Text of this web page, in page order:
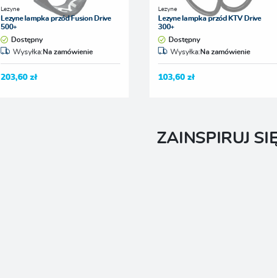
Lezyne
Lezyne lampka przód Fusion Drive
500+
Dostępny
Wysyłka:Na zamówienie
203,60 zł
Lezyne
Lezyne lampka przód KTV Drive
300+
Dostępny
Wysyłka:Na zamówienie
103,60 zł
ZAINSPIRUJ